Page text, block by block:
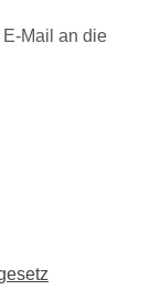
Mail an die